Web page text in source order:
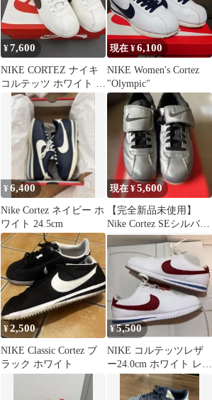
¥7,600
NIKE CORTEZ ナイキ
コルテッツ ホワイト ブ
ラウン
現在 ¥6,100
NIKE Women's Cortez
"Olympic"
¥6,400
Nike Cortez ネイビー ホ
ワイト 24.5cm
現在 ¥5,600
【完全新品未使用】
Nike Cortez SEシルバー
スニーカー
¥2,500
NIKE Classic Cortez ブ
ラック ホワイト
¥5,500
NIKE コルテッツレザ
ー24.0cm ホワイト レッ
ド ブルー